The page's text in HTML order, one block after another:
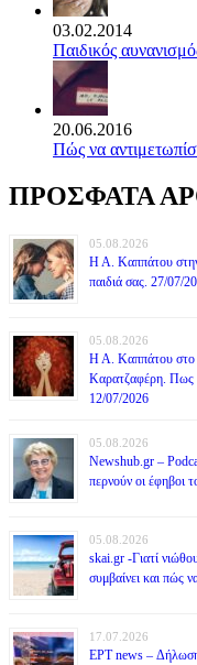
03.02.2014
Παιδικός
20.06.2016
Πώς να
ΠΡΟΣΦΑΤΑ
05.08.2026
Η Α. Καππάτου
παιδιά σας. 27/07/
05.08.2026
Η Α. Καππάτου στο
Καρατζαφέρη. Πως
12/07/2026
05.08.2026
Newshub.gr –
περνούν οι έφηβοι
05.08.2026
skai.gr -Γιατί
συμβαίνει και πώς
17.07.2026
ΕΡΤ news –